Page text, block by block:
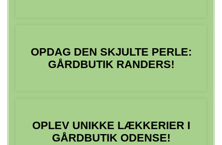
OPDAG DEN SKJULTE PERLE:
GÅRDBUTIK RANDERS!
OPLEV UNIKKE LÆKKERIER I
GÅRDBUTIK ODENSE!